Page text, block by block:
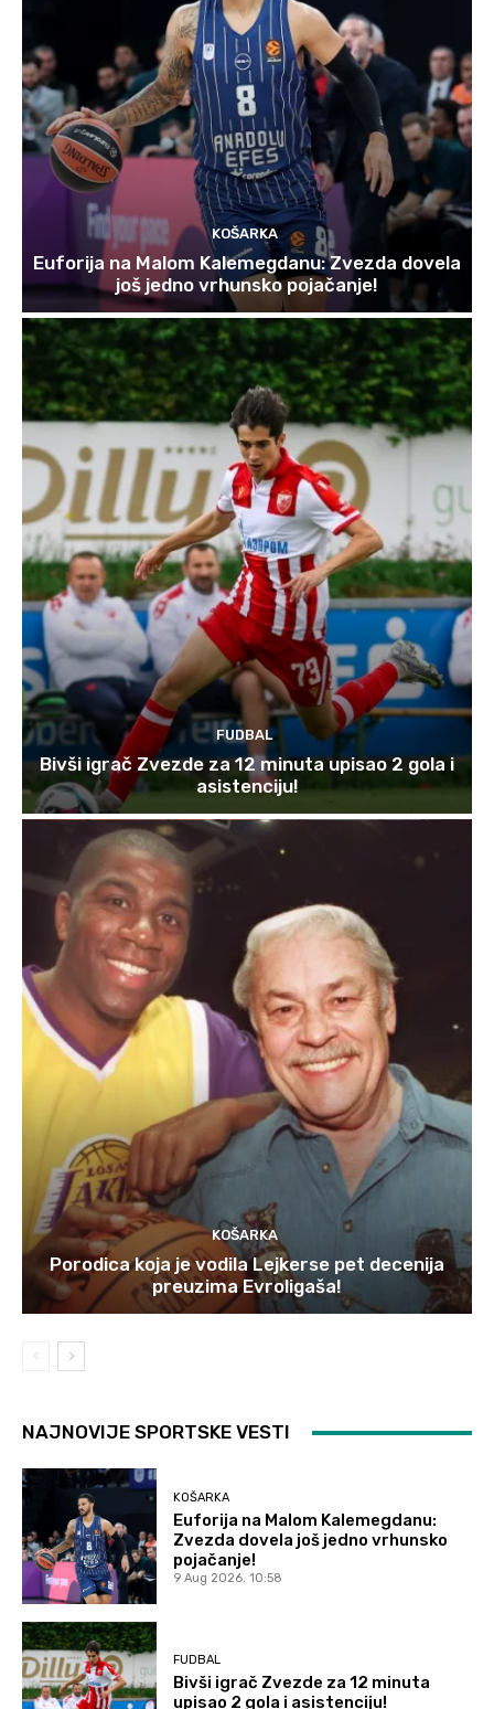
KOŠARKA
Euforija na Malom Kalemegdanu: Zvezda dovela
još jedno vrhunsko pojačanje!
FUDBAL
Bivši igrač Zvezde za 12 minuta upisao 2 gola i
asistenciju!
KOŠARKA
Porodica koja je vodila Lejkerse pet decenija
preuzima Evroligaša!
NAJNOVIJE SPORTSKE VESTI
KOŠARKA
Euforija na Malom Kalemegdanu:
Zvezda dovela još jedno vrhunsko
pojačanje!
9 Aug 2026. 10:58
FUDBAL
Bivši igrač Zvezde za 12 minuta
upisao 2 gola i asistenciju!